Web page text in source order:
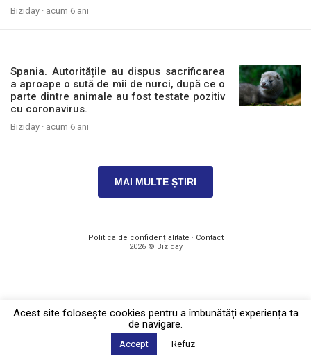
Biziday · acum 6 ani
Spania. Autoritățile au dispus sacrificarea
a aproape o sută de mii de nurci, după ce o
parte dintre animale au fost testate pozitiv
cu coronavirus.
Biziday · acum 6 ani
MAI MULTE ȘTIRI
Politica de confidențialitate · Contact
2026 © Biziday
Acest site foloseşte cookies pentru a îmbunătăți experiența ta
de navigare.
Accept Refuz